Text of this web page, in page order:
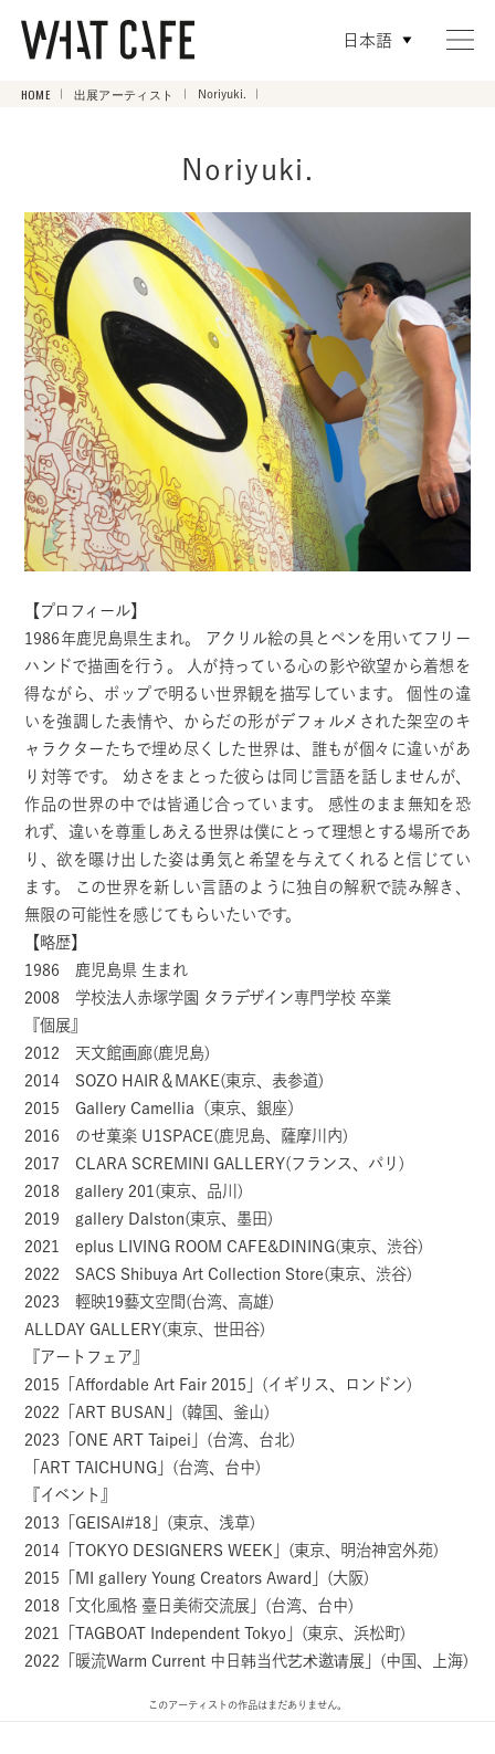
日本語
HOME 出展アーティスト Noriyuki.
Noriyuki.
【プロフィール】
1986年鹿児島県生まれ。 アクリル絵の具とペンを用いてフリー
ハンドで描画を行う。 人が持っている心の影や欲望から着想を
得ながら、ポップで明るい世界観を描写しています。 個性の違
いを強調した表情や、からだの形がデフォルメされた架空のキ
ャラクターたちで埋め尽くした世界は、誰もが個々に違いがあ
り対等です。 幼さをまとった彼らは同じ言語を話しませんが、
作品の世界の中では皆通じ合っています。 感性のまま無知を恐
れず、違いを尊重しあえる世界は僕にとって理想とする場所であ
り、欲を曝け出した姿は勇気と希望を与えてくれると信じてい
ます。 この世界を新しい言語のように独自の解釈で読み解き、
無限の可能性を感じてもらいたいです。
【略歴】
1986 鹿児島県 生まれ
2008 学校法人赤塚学園 タラデザイン専門学校 卒業
『個展』
2012 天文館画廊(鹿児島)
2014 SOZO HAIR＆MAKE(東京、表参道)
2015 Gallery Camellia（東京、銀座）
2016 のせ菓楽 U1SPACE(鹿児島、薩摩川内)
2017 CLARA SCREMINI GALLERY(フランス、パリ)
2018 gallery 201(東京、品川)
2019 gallery Dalston(東京、墨田)
2021 eplus LIVING ROOM CAFE&DINING(東京、渋谷)
2022 SACS Shibuya Art Collection Store(東京、渋谷)
2023 輕映19藝文空間(台湾、高雄)
ALLDAY GALLERY(東京、世田谷)
『アートフェア』
2015「Affordable Art Fair 2015」(イギリス、ロンドン)
2022「ART BUSAN」(韓国、釜山)
2023「ONE ART Taipei」(台湾、台北)
「ART TAICHUNG」(台湾、台中)
『イベント』
2013「GEISAI#18」(東京、浅草)
2014「TOKYO DESIGNERS WEEK」(東京、明治神宮外苑)
2015「MI gallery Young Creators Award」(大阪)
2018「文化風格 臺日美術交流展」(台湾、台中)
2021「TAGBOAT Independent Tokyo」(東京、浜松町)
2022「暖流Warm Current 中日韩当代艺术邀请展」(中国、上海)
このアーティストの作品はまだありません。